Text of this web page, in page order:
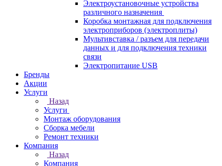
Электроустановочные устройства
различного назначения
Коробка монтажная для подключения
электроприборов (электроплиты)
Мультивставка / разъем для передачи
данных и для подключения техники
связи
Электропитание USB
Бренды
Акции
Услуги
Назад
Услуги
Монтаж оборудования
Сборка мебели
Ремонт техники
Компания
Назад
Компания